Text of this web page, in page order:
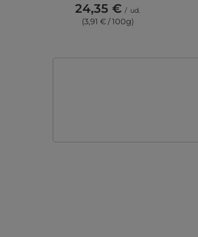
24,35 € / ud.
(3,91 € / 100g)